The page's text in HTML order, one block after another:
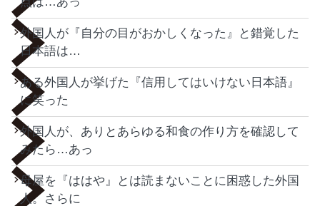
外国人が『自分の目がおかしくなった』と錯覚した
日本語は…
ある外国人が挙げた『信用してはいけない日本語』
に笑った
外国人が、ありとあらゆる和食の作り方を確認して
みたら…あっ
母屋を『ははや』とは読まないことに困惑した外国
人。さらに